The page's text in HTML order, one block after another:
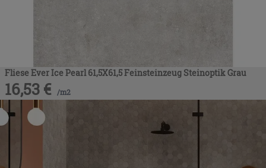
Fliese Ever Ice Pearl 61,5X61,5 Feinsteinzeug Steinoptik Grau
16,53 € /m2